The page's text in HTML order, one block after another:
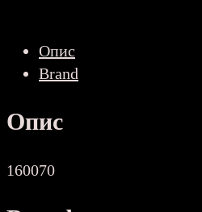
ČOVEK
NOVA
Опис
Brand
Опис
160070